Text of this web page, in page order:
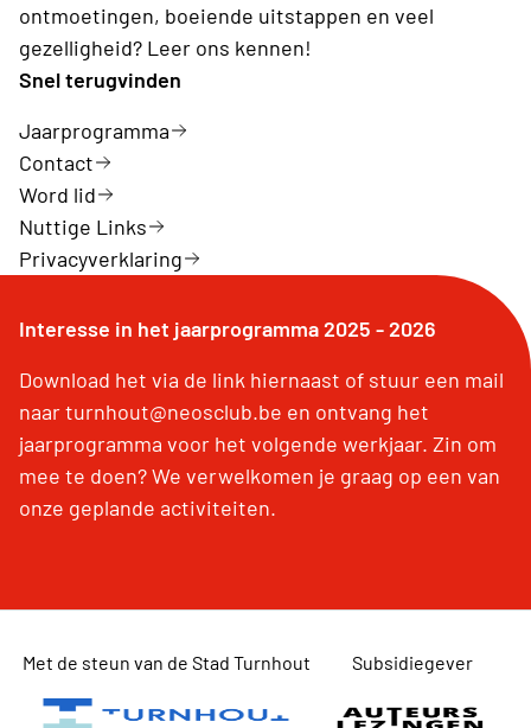
ontmoetingen, boeiende uitstappen en veel
gezelligheid? Leer ons kennen!
Snel terugvinden
Jaarprogramma
Contact
Word lid
Nuttige Links
Privacyverklaring
Interesse in het jaarprogramma 2025 - 2026
Download het via de link hiernaast of stuur een mail
naar turnhout@neosclub.be en ontvang het
jaarprogramma voor het volgende werkjaar. Zin om
mee te doen? We verwelkomen je graag op een van
onze geplande activiteiten.
Met de steun van de Stad Turnhout Subsidiegever